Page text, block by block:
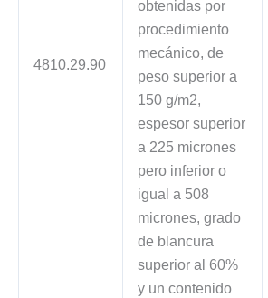
4810.29.90
obtenidas por
procedimiento
mecánico, de
peso superior a
150 g/m2,
espesor superior
a 225 micrones
pero inferior o
igual a 508
micrones, grado
de blancura
superior al 60%
y un contenido